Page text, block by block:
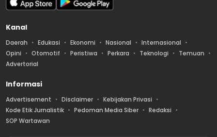
Kanal
Daerah Edukasi Ekonomi Nasional
Internasional
Opini
Otomotif Peristiwa Perkara Teknologi
Temuan
Advertorial
Informasi
Advertisement Disclaimer
Kebijakan Privasi
Kode Etik Jurnalistik
Pedoman Media Siber
Redaksi
SOP Wartawan